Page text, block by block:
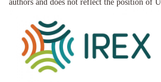
authors and does not reflect the position of